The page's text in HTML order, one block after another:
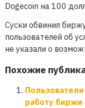
Dogecoin на 100
Суски обвинил
пользователей об
не указали о
Похожие
работу биржи